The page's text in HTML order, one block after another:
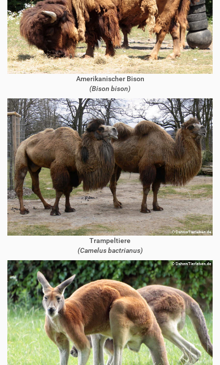
Amerikanischer Bison
(Bison bison)
Trampeltiere
(Camelus bactrianus)